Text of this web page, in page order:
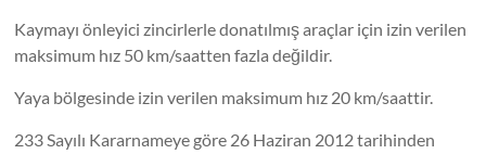
Kaymayı önleyici zincirlerle donatılmış araçlar için izin verilen
maksimum hız 50 km/saatten fazla değildir.
Yaya bölgesinde izin verilen maksimum hız 20 km/saattir.
233 Sayılı Kararnameye göre 26 Haziran 2012 tarihinden